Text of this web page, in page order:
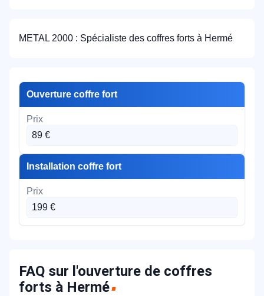
METAL 2000 : Spécialiste des coffres forts à Hermé
Ouverture coffre fort
89 €
Installation coffre fort
199 €
FAQ sur l'ouverture de coffres
forts à Hermé